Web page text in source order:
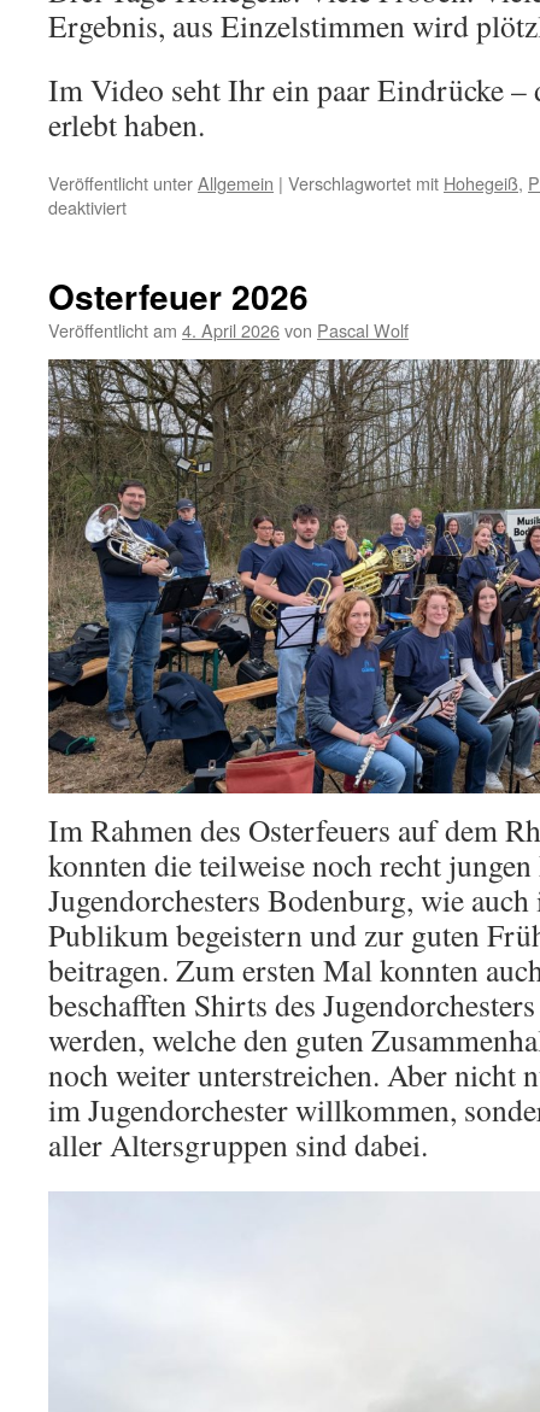
Ergebnis, aus Einzelstimmen wird
Im Video seht Ihr ein paar Eindrücke –
erlebt haben.
Veröffentlicht unterAllgemein | Verschlagwortet mit Hohegeiß,
deaktiviertfür
Hohegeiß
Osterfeuer 2026
Veröffentlicht am 4. April 2026von Pascal Wolf
Im Rahmen des Osterfeuers auf dem
konnten die teilweise noch recht
Jugendorchesters Bodenburg, wie
Publikum begeistern und zur guten
beitragen. Zum ersten Mal konnten
beschafften Shirts des
werden, welche den guten
noch weiter unterstreichen. Aber nicht
im Jugendorchester willkommen,
aller Altersgruppen sind dabei.